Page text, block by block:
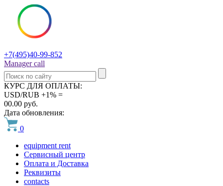
+7(495)40-99-852
Manager call
КУРС ДЛЯ ОПЛАТЫ:
USD/RUB +1% =
00.00 руб.
Дата обновления:
0
equipment rent
Сервисный центр
Оплата и Доставка
Реквизиты
contacts